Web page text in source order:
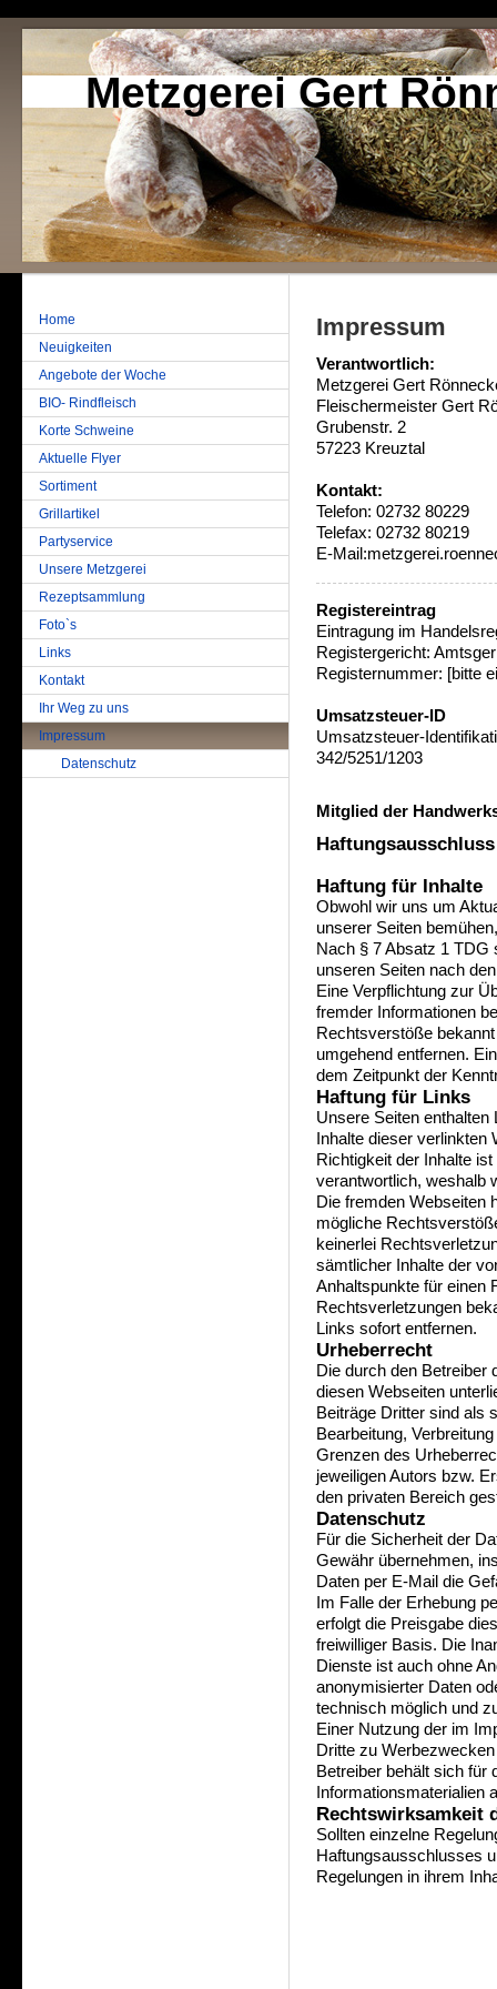
Metzgerei Gert
Home
Neuigkeiten
Angebote der Woche
BIO- Rindfleisch
Korte Schweine
Aktuelle Flyer
Sortiment
Grillartikel
Partyservice
Unsere Metzgerei
Rezeptsammlung
Foto`s
Links
Kontakt
Ihr Weg zu uns
Impressum
Datenschutz
Impressum
Verantwortlich:
Metzgerei Gert
Fleischermeister Gert
Grubenstr. 2
57223 Kreuztal
Kontakt:
Telefon: 02732 80229
Telefax: 02732 80219
E-
Registereintrag
Eintragung im
Registergericht:
Registernummer: [bitte
Umsatzsteuer-ID
Umsatzsteuer-
342/5251/1203
Mitglied der
Haftungsausschluss
Haftung für Inhalte
Obwohl wir uns um
unserer Seiten
Nach § 7 Absatz 1 TDG
unseren Seiten nach
Eine Verpflichtung zur
fremder Informationen
Rechtsverstöße
umgehend entfernen.
dem Zeitpunkt der
Haftung für Links
Unsere Seiten enthalten
Inhalte dieser
Richtigkeit der Inhalte
verantwortlich, weshalb
Die fremden Webseiten
mögliche
keinerlei
sämtlicher Inhalte der
Anhaltspunkte für einen
Rechtsverletzungen
Links sofort entfernen.
Urheberrecht
Die durch den Betreiber
diesen Webseiten
Beiträge Dritter sind als
Bearbeitung,
Grenzen des
jeweiligen Autors bzw.
den privaten Bereich
Datenschutz
Für die Sicherheit der
Gewähr übernehmen,
Daten per E-Mail die
Im Falle der Erhebung
erfolgt die Preisgabe
freiwilliger Basis. Die
Dienste ist auch ohne
anonymisierter Daten
technisch möglich und
Einer Nutzung der im
Dritte zu
Betreiber behält sich für
Informationsmaterialien
Rechtswirksamkeit
Sollten einzelne
Haftungsausschlusses
Regelungen in ihrem